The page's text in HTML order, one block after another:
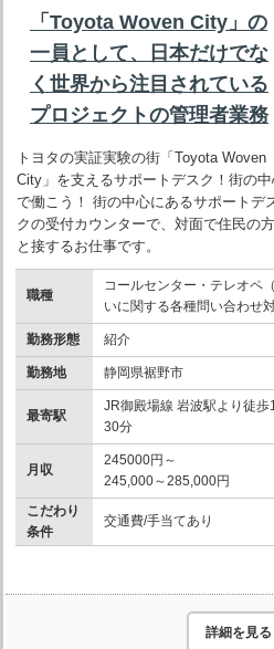
「Toyota Woven City」の
一員として、日本だけでな
く世界から注目されている
プロジェクトの管理者業務
トヨタの実証実験の街「Toyota Woven
City」を支えるサポートデスク！街の
で働こう！ 街の中心にあるサポートデ
クの受付カウンターで、対面で住民の方
と接するお仕事です。
職種
コールセンター・テレオペ
いに関する各種問い合わせ
勤務形態 紹介
勤務地 静岡県裾野市
最寄駅
JR御殿場線 岩波駅より徒
30分
月収
245000円～
245,000～285,000円
こだわり
条件
交通費/手当てあり
詳細を見る